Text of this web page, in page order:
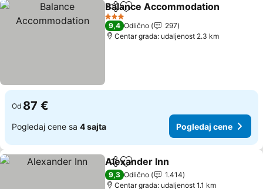
Deli Dodati u favorite
Balance Accommodation
3 Zvezdice
9,4 Odlično
297
Centar grada: udaljenost 2.3 km
Od 87 €
Pogledaj cene sa 4 sajta Pogledaj cene
Deli Dodati u favorite
Alexander Inn
9,3 Odlično
1.414
Centar grada: udaljenost 1.1 km